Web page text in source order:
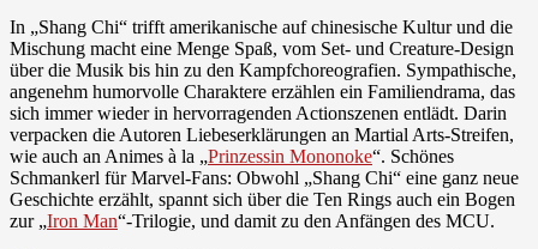
In „Shang Chi“ trifft amerikanische auf chinesische Kultur und die
Mischung macht eine Menge Spaß, vom Set- und Creature-Design
über die Musik bis hin zu den Kampfchoreografien. Sympathische,
angenehm humorvolle Charaktere erzählen ein Familiendrama, das
sich immer wieder in hervorragenden Actionszenen entlädt. Darin
verpacken die Autoren Liebeserklärungen an Martial Arts-Streifen,
wie auch an Animes à la „Prinzessin Mononoke“. Schönes
Schmankerl für Marvel-Fans: Obwohl „Shang Chi“ eine ganz neue
Geschichte erzählt, spannt sich über die Ten Rings auch ein Bogen
zur „Iron Man“-Trilogie, und damit zu den Anfängen des MCU.